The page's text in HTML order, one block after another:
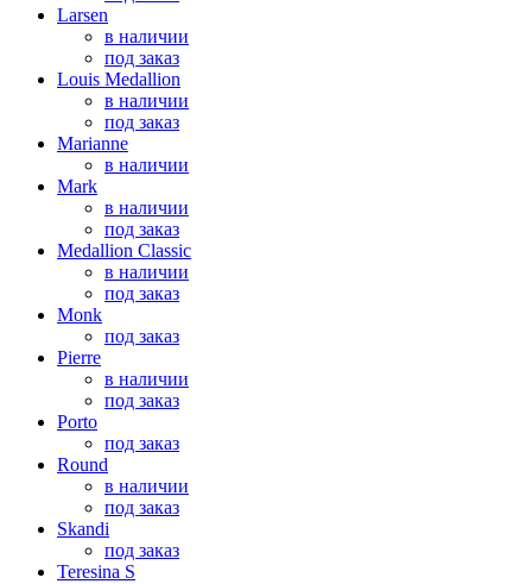
Larsen
в наличии
под заказ
Louis Medallion
в наличии
под заказ
Marianne
в наличии
Mark
в наличии
под заказ
Medallion Classic
в наличии
под заказ
Monk
под заказ
Pierre
в наличии
под заказ
Porto
под заказ
Round
в наличии
под заказ
Skandi
под заказ
Teresina S